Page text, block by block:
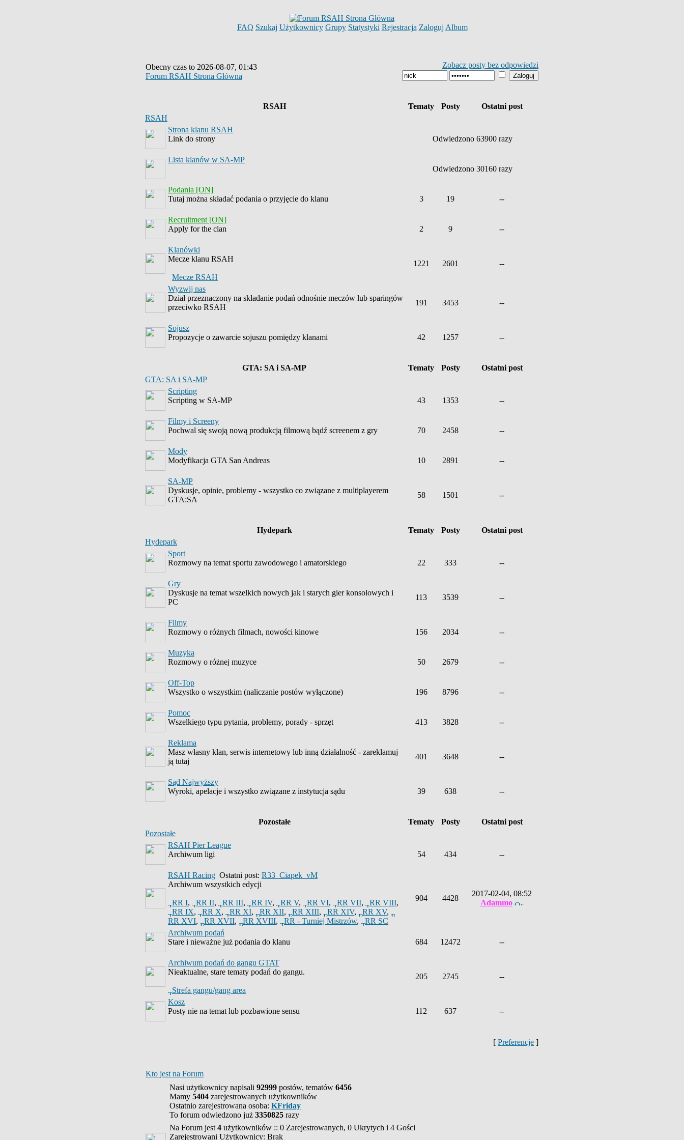
FAQ Szukaj Użytkownicy Grupy Statystyki Rejestracja Zaloguj Album
Obecny czas to 2026-08-07, 01:43
Forum RSAH Strona Główna
Zobacz posty bez odpowiedzi
RSAH Tematy Posty
Ostatni post
RSAH
Strona klanu RSAH
Link do strony
Odwiedzono 63900 razy
Lista klanów w SA-MP
Odwiedzono 30160 razy
Podania [ON]
Tutaj można składać podania o przyjęcie do klanu
3 19 --
Recruitment [ON]
Apply for the clan
2 9 --
Klanówki
Mecze klanu RSAH
Mecze RSAH
1221 2601 --
Wyzwij nas
Dział przeznaczony na składanie podań odnośnie meczów lub sparingów
przeciwko RSAH
191 3453 --
Sojusz
Propozycje o zawarcie sojuszu pomiędzy klanami
42 1257 --
GTA: SA i SA-MP Tematy Posty
Ostatni post
GTA: SA i SA-MP
Scripting
Scripting w SA-MP
43 1353 --
Filmy i Screeny
Pochwal się swoją nową produkcją filmową bądź screenem z gry
70 2458 --
Mody
Modyfikacja GTA San Andreas
10 2891 --
SA-MP
Dyskusje, opinie, problemy - wszystko co związane z multiplayerem
GTA:SA
58 1501 --
Hydepark Tematy Posty
Ostatni post
Hydepark
Sport
Rozmowy na temat sportu zawodowego i amatorskiego
22 333 --
Gry
Dyskusje na temat wszelkich nowych jak i starych gier konsolowych i
PC
113 3539 --
Filmy
Rozmowy o różnych filmach, nowości kinowe
156 2034 --
Muzyka
Rozmowy o różnej muzyce
50 2679 --
Off-Top
Wszystko o wszystkim (naliczanie postów wyłączone)
196 8796 --
Pomoc
Wszelkiego typu pytania, problemy, porady - sprzęt
413 3828 --
Reklama
Masz własny klan, serwis internetowy lub inną działalność - zareklamuj
ją tutaj
401 3648 --
Sąd Najwyższy
Wyroki, apelacje i wszystko związane z instytucja sądu
39 638 --
Pozostałe Tematy Posty
Ostatni post
Pozostałe
RSAH Pier League
Archiwum ligi
54 434 --
RSAH Racing Ostatni post: R33_Ciapek_vM
Archiwum wszystkich edycji
RR I, RR II, RR III, RR IV, RR V, RR VI, RR VII, RR VIII,
RR IX, RR X, RR XI, RR XII, RR XIII, RR XIV, RR XV,
RR XVI, RR XVII, RR XVIII, RR - Turniej Mistrzów, RR SC
904 4428
2017-02-04, 08:52
Adammo
Archiwum podań
Stare i nieważne już podania do klanu
684 12472 --
Archiwum podań do gangu GTAT
Nieaktualne, stare tematy podań do gangu.
Strefa gangu/gang area
205 2745 --
Kosz
Posty nie na temat lub pozbawione sensu
112 637 --
[ Preferencje ]
Kto jest na Forum
Nasi użytkownicy napisali 92999 postów, tematów 6456
Mamy 5404 zarejestrowanych użytkowników
Ostatnio zarejestrowana osoba: KFriday
To forum odwiedzono już 3350825 razy
Na Forum jest 4 użytkowników :: 0 Zarejestrowanych, 0 Ukrytych i 4 Gości
Zarejestrowani Użytkownicy: Brak